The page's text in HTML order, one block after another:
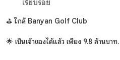
เรียบร้อย
⛳ ใกล้ Banyan Golf Club
🌟 เป็นเจ้าของได้แล้ว เพียง 9.8 ล้านบาท.